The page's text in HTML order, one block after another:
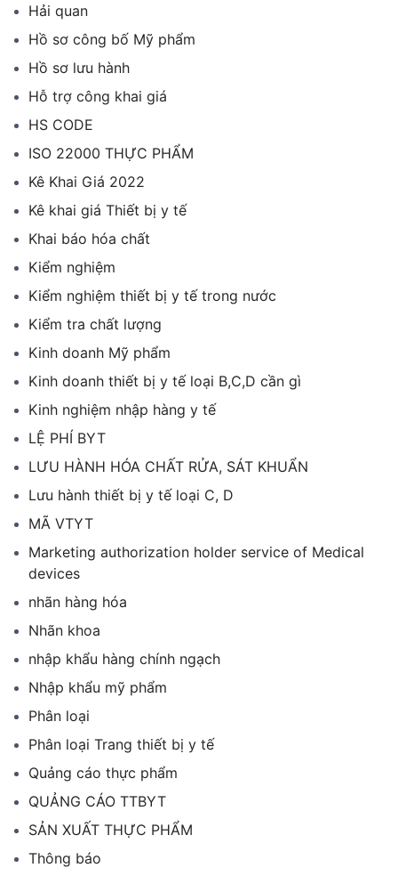
Hải quan
Hồ sơ công bố Mỹ phẩm
Hồ sơ lưu hành
Hỗ trợ công khai giá
HS CODE
ISO 22000 THỰC PHẨM
Kê Khai Giá 2022
Kê khai giá Thiết bị y tế
Khai báo hóa chất
Kiểm nghiệm
Kiểm nghiệm thiết bị y tế trong nước
Kiểm tra chất lượng
Kinh doanh Mỹ phẩm
Kinh doanh thiết bị y tế loại B,C,D cần gì
Kinh nghiệm nhập hàng y tế
LỆ PHÍ BYT
LƯU HÀNH HÓA CHẤT RỬA, SÁT KHUẨN
Lưu hành thiết bị y tế loại C, D
MÃ VTYT
Marketing authorization holder service of Medical
devices
nhãn hàng hóa
Nhãn khoa
nhập khẩu hàng chính ngạch
Nhập khẩu mỹ phẩm
Phân loại
Phân loại Trang thiết bị y tế
Quảng cáo thực phẩm
QUẢNG CÁO TTBYT
SẢN XUẤT THỰC PHẨM
Thông báo